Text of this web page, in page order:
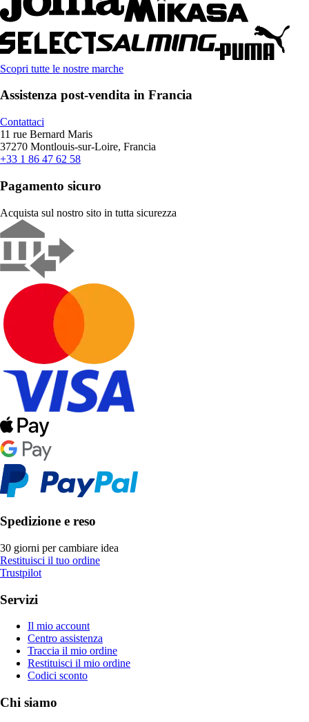
Scopri tutte le nostre marche
Assistenza post-vendita in Francia
Contattaci
11 rue Bernard Maris
37270 Montlouis-sur-Loire, Francia
+33 1 86 47 62 58
Pagamento sicuro
Acquista sul nostro sito in tutta sicurezza
Spedizione e reso
30 giorni per cambiare idea
Restituisci il tuo ordine
Trustpilot
Servizi
Il mio account
Centro assistenza
Traccia il mio ordine
Restituisci il mio ordine
Codici sconto
Chi siamo